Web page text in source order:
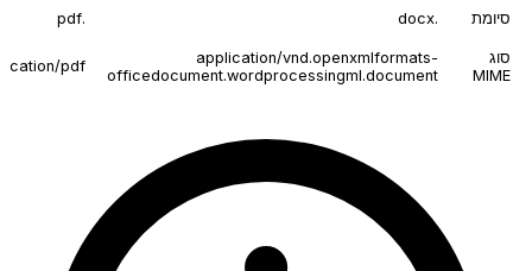
סיומת .docx
.pdf
סוג
MIME
application/vnd.openxmlformats-
officedocument.wordprocessingml.document
pdf